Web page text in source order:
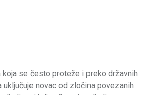
koja se često proteže i preko državnih
uključuje novac od zločina povezanih